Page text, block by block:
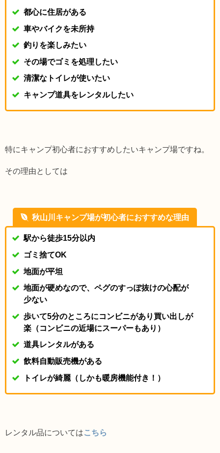
都心に住居がある
車やバイクを未所持
釣りを楽しみたい
その場でゴミを処理したい
清潔なトイレが使いたい
キャンプ道具をレンタルしたい
特にキャンプ初心者におすすめしたいキャンプ場ですね。
その理由としては
秋山川キャンプ場が初心者におすすめな理由
駅から徒歩15分以内
ゴミ捨てOK
地面が平坦
地面が硬めなので、ペグのすっぽ抜けの心配が
少ない
歩いて5分のところにコンビニがあり買い出しが
楽（コンビニの近場にスーパーもあり）
道具レンタルがある
飲料自動販売機がある
トイレが綺麗（しかも暖房機能付き！）
レンタル品についてはこちら